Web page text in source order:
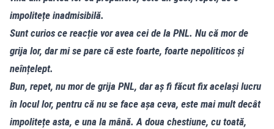
impolitețe inadmisibilă.
Sunt curios ce reacție vor avea cei de la PNL. Nu că mor de
grija lor, dar mi se pare că este foarte, foarte nepoliticos și
neînțelept.
Bun, repet, nu mor de grija PNL, dar aș fi făcut fix același lucru
în locul lor, pentru că nu se face așa ceva, este mai mult decât
impolitețe asta, e una la mână. A doua chestiune, cu toată,